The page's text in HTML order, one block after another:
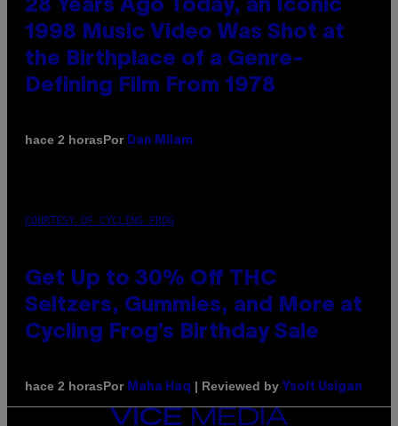
28 Years Ago Today, an Iconic
1998 Music Video Was Shot at
the Birthplace of a Genre-
Defining Film From 1978
hace 2 horasPor Dan Milam
COURTESY OF CYCLING FROG
Get Up to 30% Off THC
Seltzers, Gummies, and More at
Cycling Frog’s Birthday Sale
hace 2 horasPor Maha Haq | Reviewed by Ysolt Usigan
VICE